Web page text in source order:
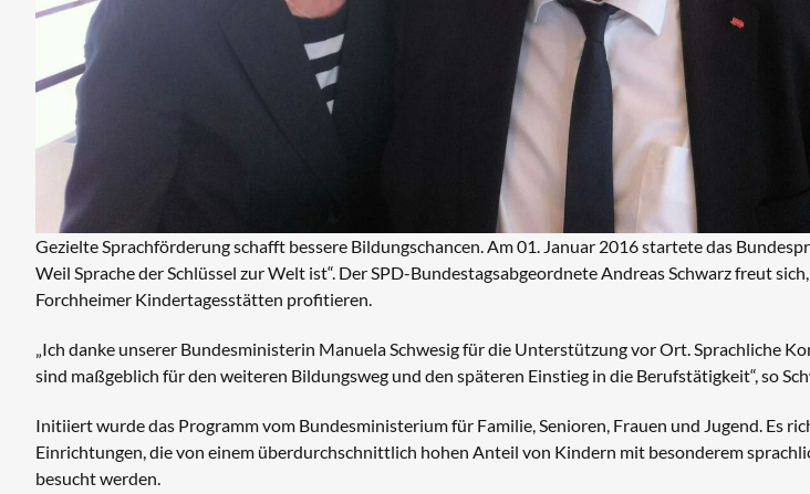
Gezielte Sprachförderung schafft bessere Bildungschancen. Am 01. Januar 2016 startete das
Weil Sprache der Schlüssel zur Welt ist“. Der SPD-Bundestagsabgeordnete Andreas Schwarz freut
Forchheimer Kindertagesstätten profitieren.
„Ich danke unserer Bundesministerin Manuela Schwesig für die Unterstützung vor Ort. Sprachliche
sind maßgeblich für den weiteren Bildungsweg und den späteren Einstieg in die Berufstätigkeit“, so
Initiiert wurde das Programm vom Bundesministerium für Familie, Senioren, Frauen und Jugend. Es
Einrichtungen, die von einem überdurchschnittlich hohen Anteil von Kindern mit besonderem
besucht werden.